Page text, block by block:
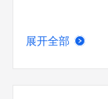
展开全部